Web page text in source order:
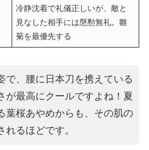
冷静沈着で礼儀正しいが、敵と
見なした相手には慇懃無礼。雛
菊を最優先する
で、腰に日本刀を携えている
が最高にクールですよね！夏
葉桜あやめからも、その肌の
れるほどです。